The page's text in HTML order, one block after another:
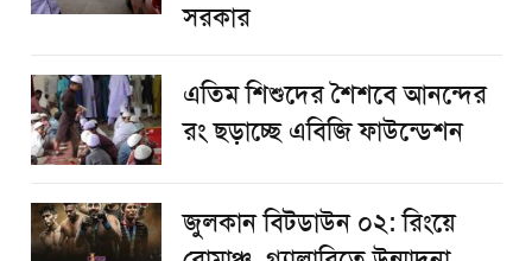
সরকার
এতিম শিশুদের শৈশবে আনন্দের
রং ছড়াচ্ছে এবিজি ফাউন্ডেশন
জুলকান বিটডাউন ০২: রিংয়ে